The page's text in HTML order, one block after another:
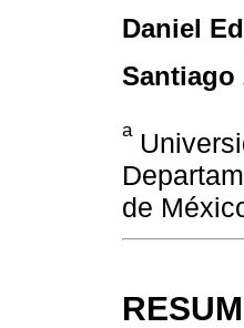
Daniel
Santiago
a
de